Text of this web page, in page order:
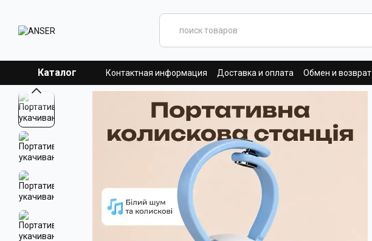
Каталог Контактная информация Доставка и оплата Обмен и возврат